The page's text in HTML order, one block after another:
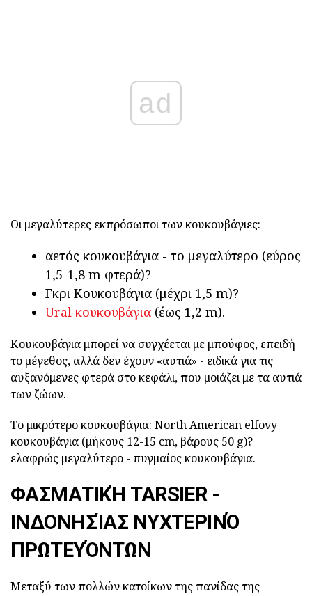
ad
Οι μεγαλύτερες εκπρόσωποι των κουκουβάγιες:
αετός κουκουβάγια - το μεγαλύτερο (εύρος
1,5-1,8 m φτερά)?
Γκρι Κουκουβάγια (μέχρι 1,5 m)?
Ural κουκουβάγια (έως 1,2 m).
Κουκουβάγια μπορεί να συγχέεται με μπούφος, επειδή
το μέγεθος, αλλά δεν έχουν «αυτιά» - ειδικά για τις
αυξανόμενες φτερά στο κεφάλι, που μοιάζει με τα αυτιά
των ζώων.
Το μικρότερο κουκουβάγια: North American elfovy
κουκουβάγια (μήκους 12-15 cm, βάρους 50 g)?
ελαφρώς μεγαλύτερο - πυγμαίος κουκουβάγια.
ΦΑΣΜΑΤΙΚΉ TARSIER -
ΙΝΔΟΝΗΣΊΑΣ ΝΥΧΤΕΡΙΝΌ
ΠΡΩΤΕΥΌΝΤΩΝ
Μεταξύ των πολλών κατοίκων της πανίδας της